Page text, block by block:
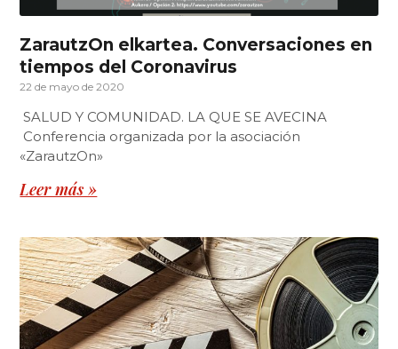
ZarautzOn elkartea. Conversaciones en
tiempos del Coronavirus
22 de mayo de 2020
SALUD Y COMUNIDAD. LA QUE SE AVECINA
Conferencia organizada por la asociación
«ZarautzOn»
Leer más »